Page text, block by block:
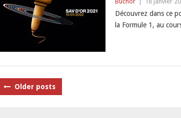
Découvrez dans ce
la Formule 1, au
POSTS
Older posts